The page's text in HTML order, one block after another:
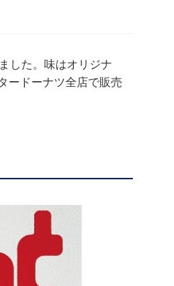
した。味はオリジナ
ードーナツ全店で販売